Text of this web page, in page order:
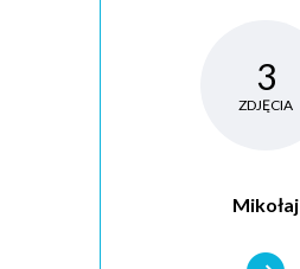
3
ZDJĘCIA
Mikołaj